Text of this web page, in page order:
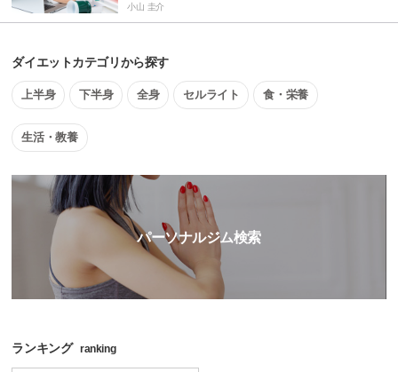
小山 圭介
ダイエットカテゴリから探す
上半身 下半身 全身 セルライト 食・栄養
生活・教養
パーソナルジム検索
ランキング ranking